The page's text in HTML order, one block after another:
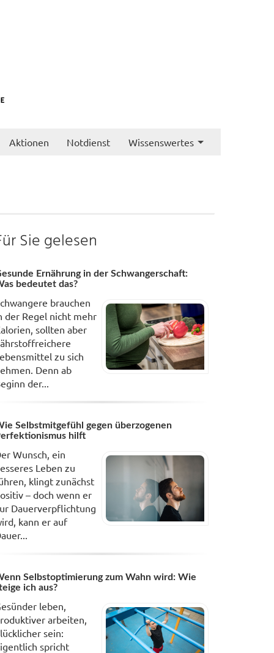
Aktionen Notdienst Wissenswertes
Sie gelesen
Ernährung in der Schwangerschaft:
bedeutet das?
brauchen
der Regel nicht mehr
sollten aber
zu sich
Denn ab
der...
Selbstmitgefühl gegen überzogenen
hilft
Wunsch, ein
Leben zu
klingt zunächst
– doch wenn er
Dauerverpflichtung
kann er auf
Selbstoptimierung zum Wahn wird: Wie
ich aus?
leben,
arbeiten,
sein:
spricht